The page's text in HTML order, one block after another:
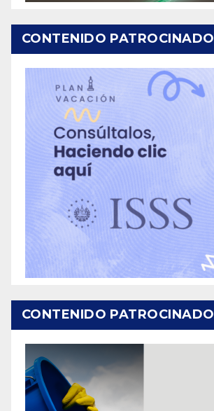
CONTENIDO PATROCINADO
CONTENIDO PATROCINADO